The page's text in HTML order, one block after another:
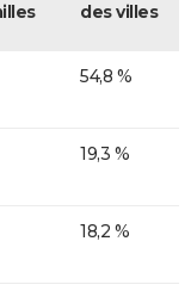
des villes
54,8 %
19,3 %
18,2 %